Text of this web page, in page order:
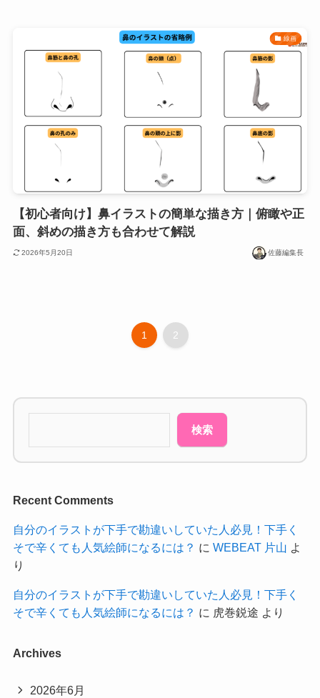
線画
【初心者向け】鼻イラストの簡単な描き方｜俯瞰や正
面、斜めの描き方も合わせて解説
2026年5月20日 佐藤編集長
1 2
検索
Recent Comments
自分のイラストが下手で勘違いしていた人必見！下手く
そで辛くても人気絵師になるには？ に WEBEAT 片山 よ
り
自分のイラストが下手で勘違いしていた人必見！下手く
そで辛くても人気絵師になるには？ に 虎巻鋭途 より
Archives
2026年6月